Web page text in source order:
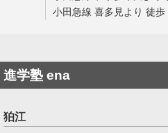
小田急線 喜多見より 徒歩
進学塾 ena
狛江